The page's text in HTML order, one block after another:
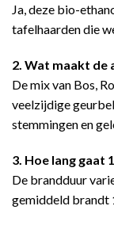
Ja, deze bio-
tafelhaarden die
2. Wat maakt de
De mix van Bos,
veelzijdige
stemmingen en
3. Hoe lang gaat
De brandduur
gemiddeld brandt